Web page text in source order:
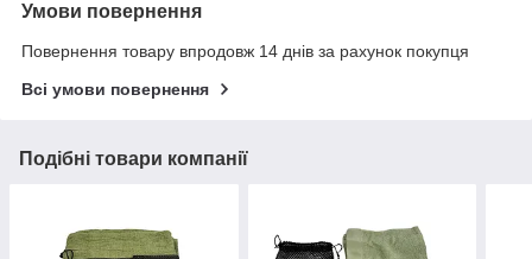
Умови повернення
Повернення товару впродовж 14 днів за рахунок покупця
Всі умови повернення
Подібні товари компанії